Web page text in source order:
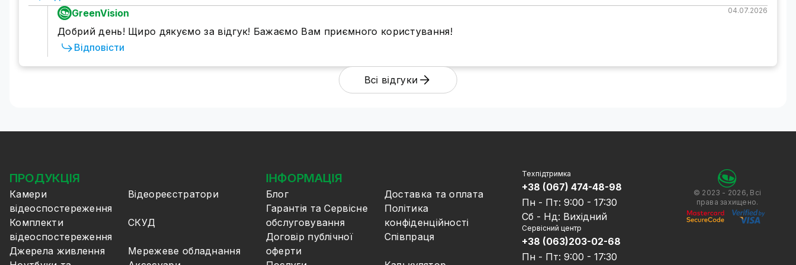
GreenVision
04.07.2026
Добрий день! Щиро дякуємо за відгук! Бажаємо Вам приємного користування!
Відповісти
Всі відгуки
ПРОДУКЦІЯ
Камери
відеоспостереження
Відеореєстратори
Комплекти
відеоспостереження
СКУД
Джерела живлення
Мережеве обладнання
ІНФОРМАЦІЯ
Блог
Доставка та оплата
Гарантія та Сервісне
обслуговування
Політика
конфіденційності
Договір публічної
оферти
Співпраця
Техпідтримка
+38 (067) 474-48-98
Пн - Пт: 9:00 - 17:30
Сб - Нд: Вихідний
Сервісний центр
+38 (063)203-02-68
Пн - Пт: 9:00 - 17:30
© 2023 - 2026, Всі
права захищено.